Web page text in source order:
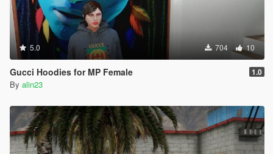
5.0 704 10
Gucci Hoodies for MP Female 1.0
By alin23